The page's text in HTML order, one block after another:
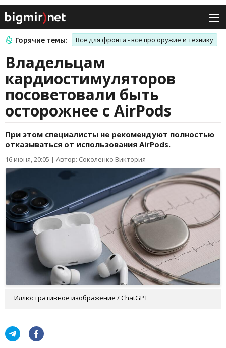
Горячие темы: Все для фронта - все про оружие и технику
Владельцам
кардиостимуляторов
посоветовали быть
осторожнее с AirPods
При этом специалисты не рекомендуют полностью
отказываться от использования AirPods.
16 июня, 20:05 | Автор: Соколенко Виктория
Иллюстративное изображение / ChatGPT